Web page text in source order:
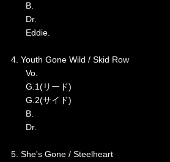
B.
Dr.
Eddie.
4. Youth Gone Wild / Skid Row
Vo.
G.1(リード)
G.2(サイド)
B.
Dr.
5. She's Gone / Steelheart